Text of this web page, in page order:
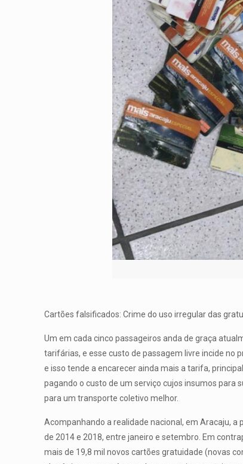
Cartões falsificados: Crime do uso irregular das
Um em cada cinco passageiros anda de graça
tarifárias, e esse custo de passagem livre incide no
e isso tende a encarecer ainda mais a tarifa,
pagando o custo de um serviço cujos insumos para
para um transporte coletivo melhor.
Acompanhando a realidade nacional, em Aracaju,
de 2014 e 2018, entre janeiro e setembro. Em
mais de 19,8 mil novos cartões gratuidade (novas